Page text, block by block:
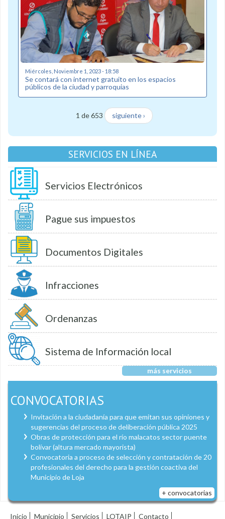
Miércoles, Noviembre 1, 2023 - 18:58
Se contará con internet gratuito en los espacios
públicos de la ciudad y parroquias
1 de 653 siguiente ›
SERVICIOS EN LÍNEA
Servicios Electrónicos
Pague sus impuestos
Documentos Digitales
Infracciones
Ordenanzas
Sistema de Información local
más servicios
CONVOCATORIAS
Invitación a la ciudadanía para que emitan sus opiniones y
sugerencias del proceso de deliberación pública 2025
Obras de protección para el río malacatos sector puente
bolívar (altura mercado mayorista)
Convocatoria a proceso de selección y contratación de 20
profesionales del derecho para la gestión coactiva del
Municipio de Loja
+ convocatorias
Inicio Municipio Servicios LOTAIP Contacto